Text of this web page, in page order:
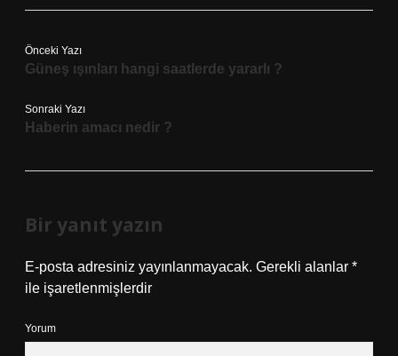
Önceki Yazı
Güneş ışınları hangi saatlerde yararlı ?
Sonraki Yazı
Haberin amacı nedir ?
Bir yanıt yazın
E-posta adresiniz yayınlanmayacak. Gerekli alanlar *
ile işaretlenmişlerdir
Yorum